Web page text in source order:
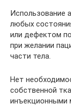
Использование
любых
или дефектом
при желании
части тела.
Нет
собственной
инъекционными